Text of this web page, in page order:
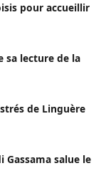
pour accueillir
sa lecture de la
de Linguère
salue le